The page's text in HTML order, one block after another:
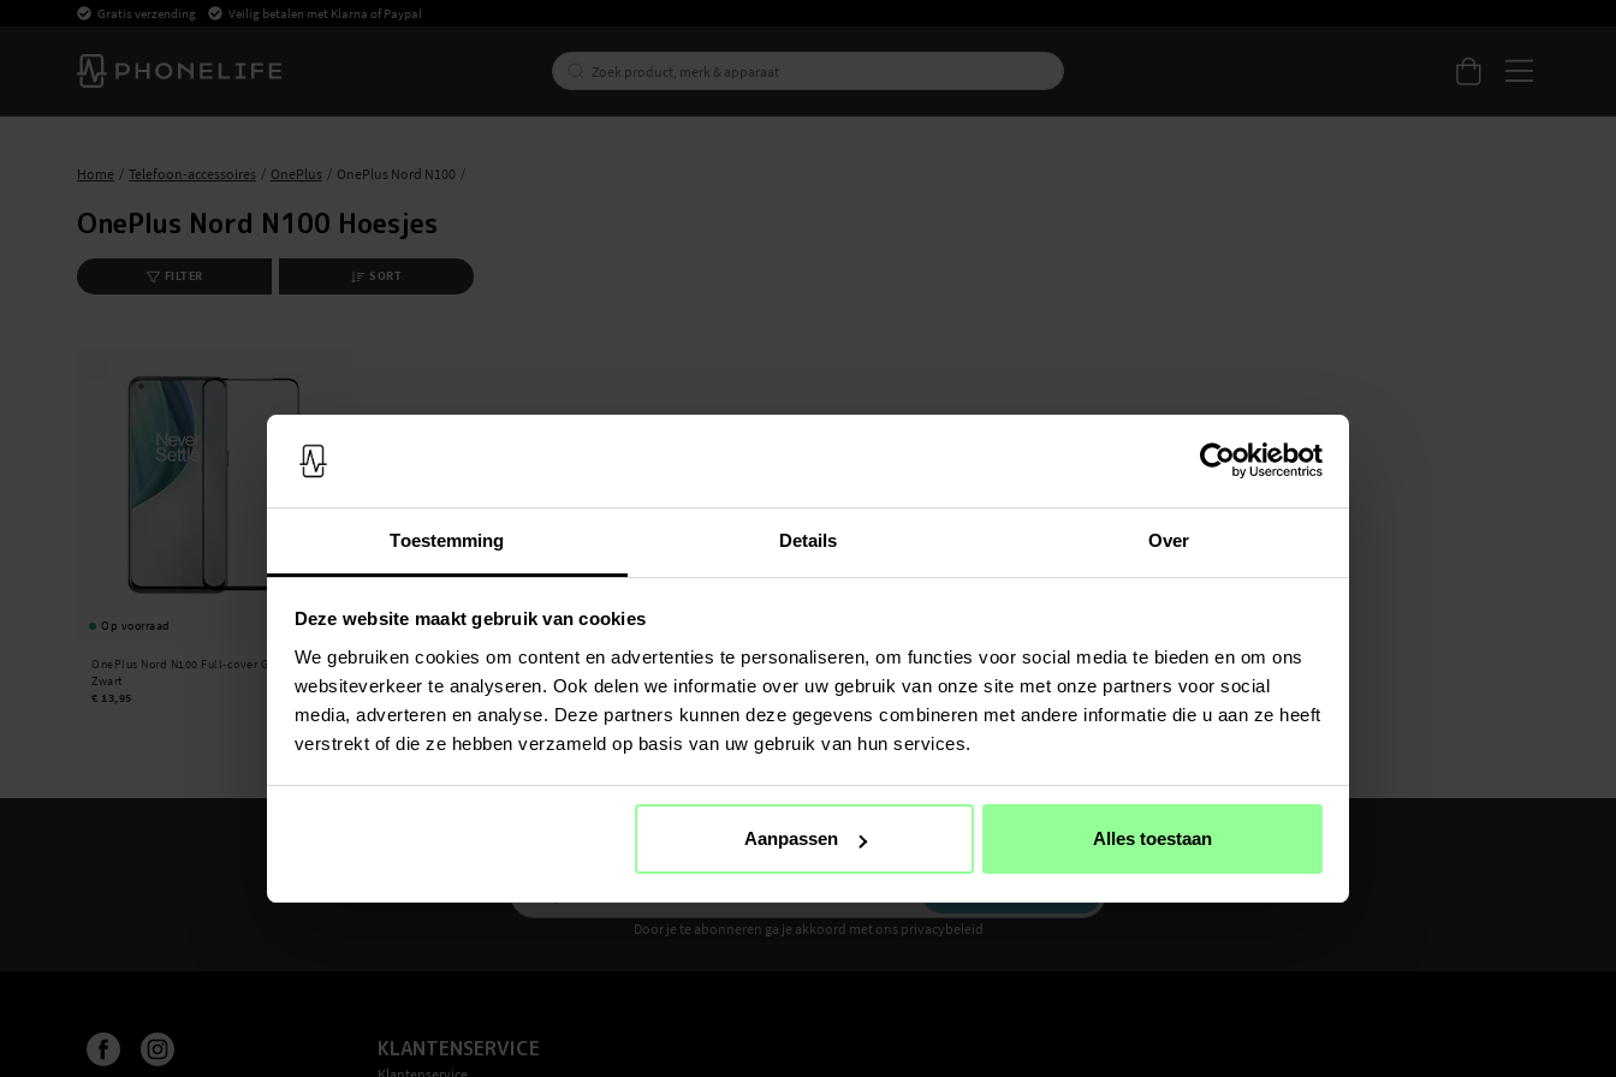
Toestemming Details Over
Deze website maakt gebruik van cookies
We gebruiken cookies om content en advertenties te personaliseren, om functies voor social media te bieden en om ons
websiteverkeer te analyseren. Ook delen we informatie over uw gebruik van onze site met onze partners voor social
media, adverteren en analyse. Deze partners kunnen deze gegevens combineren met andere informatie die u aan ze heeft
verstrekt of die ze hebben verzameld op basis van uw gebruik van hun services.
Aanpassen Alles toestaan
Gratis verzending Veilig betalen met Klarna of Paypal
Home Telefoon-accessoires OnePlus OnePlus Nord N100
OnePlus Nord N100 Hoesjes
FILTER SORT
Op voorraad
OnePlus Nord N100 Full-cover Gehard Glas
Zwart
€ 13,95
Ontvang 10% korting op je eerste aankoop
Door je te abonneren ga je akkoord met ons privacybeleid
KLANTENSERVICE